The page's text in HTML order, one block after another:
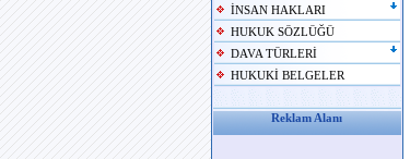
İNSAN HAKLARI
HUKUK SÖZLÜĞÜ
DAVA TÜRLERİ
HUKUKİ BELGELER
Reklam Alanı